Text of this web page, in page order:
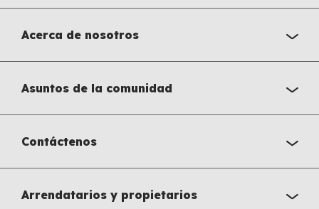
Acerca de nosotros
Asuntos de la comunidad
Contáctenos
Arrendatarios y propietarios